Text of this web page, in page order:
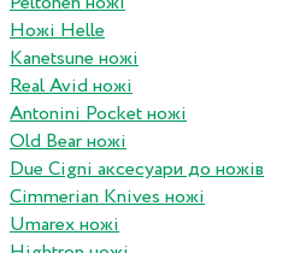
Ножі Helle
Kanetsune ножі
Real Avid ножі
Antonini Pocket ножі
Old Bear ножі
Due Cigni аксесуари до ножів
Cimmerian Knives ножі
Umarex ножі